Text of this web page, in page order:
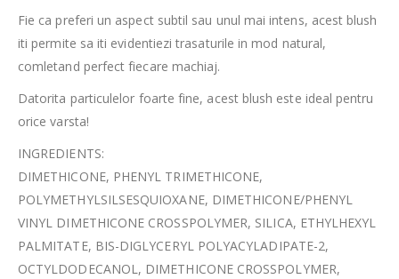
Fie ca preferi un aspect subtil sau unul mai intens, acest blush
iti permite sa iti evidentiezi trasaturile in mod natural,
comletand perfect fiecare machiaj.
Datorita particulelor foarte fine, acest blush este ideal pentru
orice varsta!
INGREDIENTS:
DIMETHICONE, PHENYL TRIMETHICONE,
POLYMETHYLSILSESQUIOXANE, DIMETHICONE/PHENYL
VINYL DIMETHICONE CROSSPOLYMER, SILICA, ETHYLHEXYL
PALMITATE, BIS-DIGLYCERYL POLYACYLADIPATE-2,
OCTYLDODECANOL, DIMETHICONE CROSSPOLYMER,